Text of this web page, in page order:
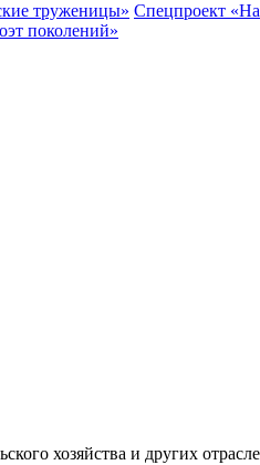
труженицы» Спецпроект
поколений»
хозяйства и других